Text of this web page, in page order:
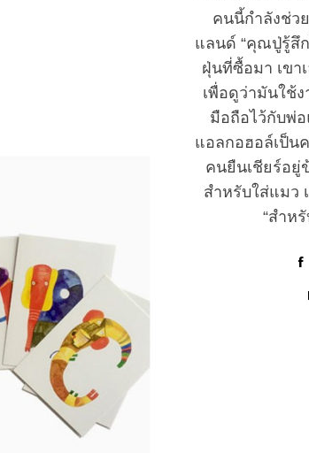
คนนี้กำลังช่ว
แลนด์ “คุณปู่รู้สึ
ฝุ่นที่ซื้อมา เขา
เพื่อดูว่ามันใช้ง
มือถือไว้กับพ่
แอลกอฮอล์เป็
คนยืนเชียร์อยู่
สำหรับใส่แมว
“สำห